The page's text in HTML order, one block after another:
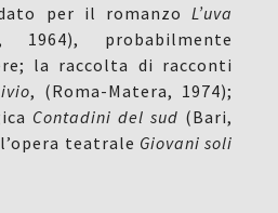
per il romanzo L’uva
1964), probabilmente
la raccolta di racconti
, (Roma-Matera, 1974);
Contadini del sud (Bari,
teatrale Giovani soli